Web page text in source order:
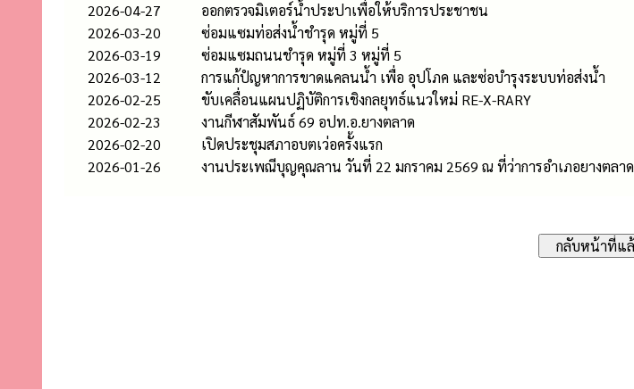
2026-04-27
ออกตรวจมิเตอร์น้ำประปาเพื่อให้บริการประชาชน
2026-03-20
ซ่อมแซมท่อส่งน้ำชำรุด หมู่ที่ 5
2026-03-19
ซ่อมแซมถนนชำรุด หมู่ที่ 3 หมู่ที่ 5
2026-03-12
การแก้ปํญหาการขาดแคลนน้ำ เพื่อ อุปโภค และซ่อบำรุงระบบท่อส่งน้ำ
2026-02-25
ขับเคลื่อนแผนปฏิบัติการเชิงกลยุทธ์แนวใหม่ RE-X-RARY
2026-02-23
งานกีฬาสัมพันธ์ 69 อปท.อ.ยางตลาด
2026-02-20
เปิดประชุมสภาอบตเว่อครั้งแรก
2026-01-26
งานประเพณีบุญคุณลาน วันที่ 22 มกราคม 2569 ณ ที่ว่าการอำเภอยางตลาด